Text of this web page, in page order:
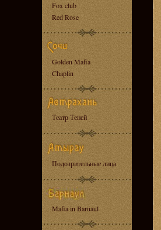
Fox club
Red Rose
Golden Mafia
Chaplin
Театр Теней
Подозрительные лица
Mafia in Barnaul